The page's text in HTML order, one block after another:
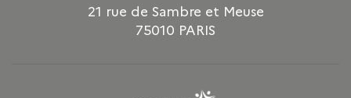
21 rue de Sambre et Meuse
75010 PARIS